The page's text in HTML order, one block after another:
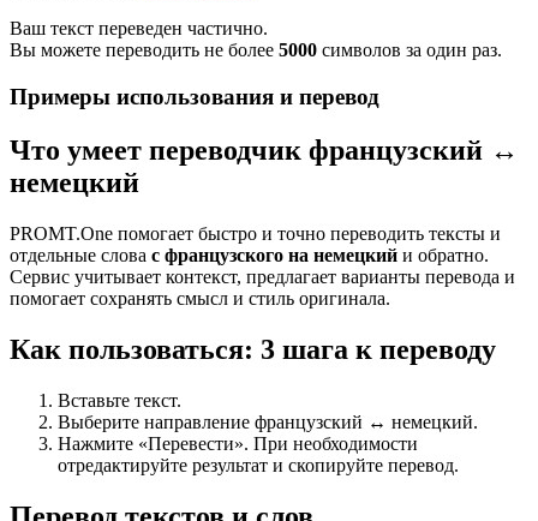
Ваш текст переведен частично.
Вы можете переводить не более 5000 символов за один раз.
Примеры использования и перевод
Что умеет переводчик французский ↔
немецкий
PROMT.One помогает быстро и точно переводить тексты и
отдельные слова с французского на немецкий и обратно.
Сервис учитывает контекст, предлагает варианты перевода и
помогает сохранять смысл и стиль оригинала.
Как пользоваться: 3 шага к переводу
Вставьте текст.
Выберите направление французский ↔ немецкий.
Нажмите «Перевести». При необходимости
отредактируйте результат и скопируйте перевод.